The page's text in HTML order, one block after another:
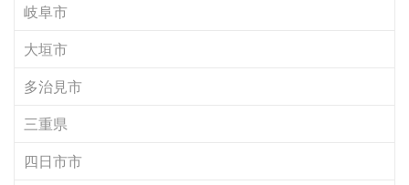
岐阜市
大垣市
多治見市
三重県
四日市市